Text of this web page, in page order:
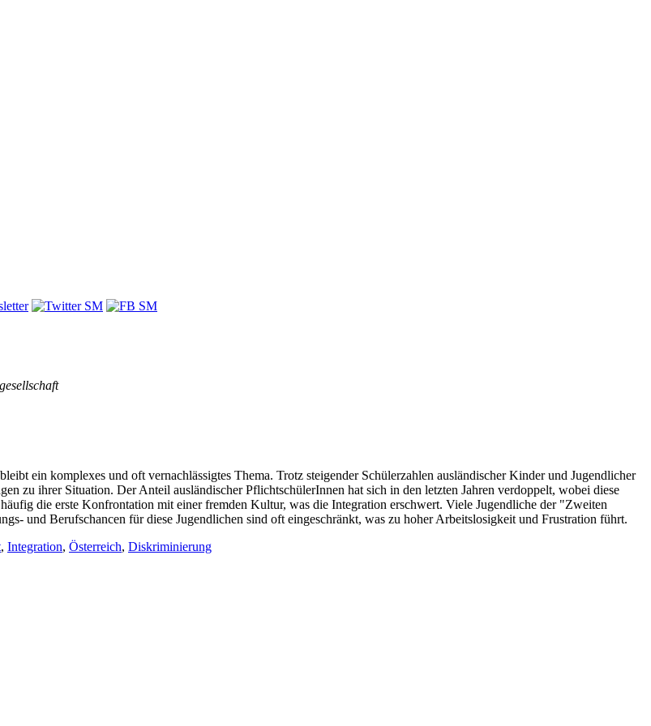
ein komplexes und oft vernachlässigtes Thema. Trotz steigender Schülerzahlen ausländischer Kinder und Jugendlicher
zu ihrer Situation. Der Anteil ausländischer PflichtschülerInnen hat sich in den letzten Jahren verdoppelt, wobei diese
die erste Konfrontation mit einer fremden Kultur, was die Integration erschwert. Viele Jugendliche der "Zweiten
und Berufschancen für diese Jugendlichen sind oft eingeschränkt, was zu hoher Arbeitslosigkeit und Frustration führt.
, Integration, Österreich, Diskriminierung